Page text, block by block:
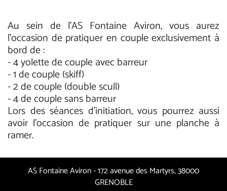
Au sein de l'AS Fontaine Aviron, vous aurez
l'occasion de pratiquer en couple exclusivement à
bord de :
- 4 yolette de couple avec barreur ​
- 1 de couple (skiff)
- 2 de couple (double scull)
- 4 de couple sans barreur
Lors des séances d'initiation, vous pourrez aussi
avoir l'occasion de pratiquer sur une planche à
ramer.
AS Fontaine Aviron - 172 avenue des Martyrs, 38000
GRENOBLE